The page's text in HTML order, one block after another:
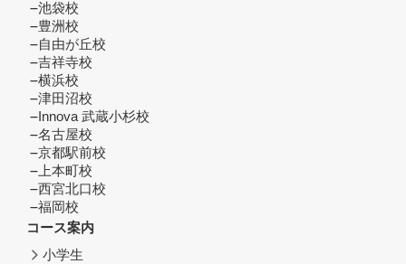
池袋校
豊洲校
自由が丘校
吉祥寺校
横浜校
津田沼校
Innova 武蔵小杉校
名古屋校
京都駅前校
上本町校
西宮北口校
福岡校
コース案内
小学生